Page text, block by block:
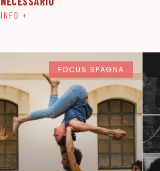
INFO +
FOCUS SPAGNA